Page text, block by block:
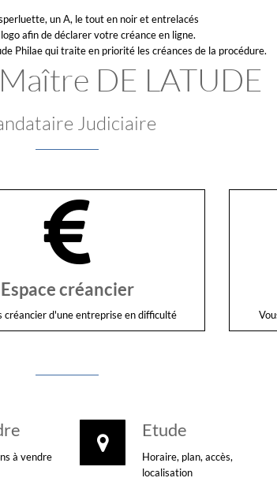
afin de déclarer votre créance en ligne.
Philae qui traite en priorité les créances de la procédure.
DE LATUDE
Judiciaire
Espace créancier
créancier d'une entreprise en difficulté
à vendre
Etude
Horaire, plan, accès,
localisation